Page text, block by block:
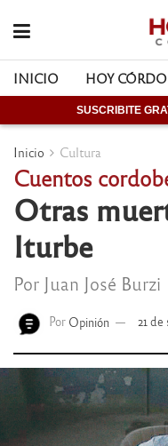
INICIO HOY
SUSCRIBITE
Inicio Cultura
Cuentos
Otras
Iturbe
Por Juan José Burzi
Por Opinión 21